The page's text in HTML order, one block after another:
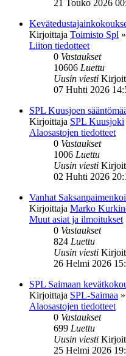
21 Touko 2026
Kirjoittaja Toimisto Spl »
Liiton tiedotteet
0 Vastaukset
10606 Luettu
Uusin viesti
07 Huhti 2026
SPL Kuusjoen
Kirjoittaja SPL Kuusjoki
Alaosastojen tiedotteet
0 Vastaukset
1006 Luettu
Uusin viesti
02 Huhti 2026
Vanhat
Kirjoittaja Marko
Muut asiat ja ilmoitukset
0 Vastaukset
824 Luettu
Uusin viesti
26 Helmi 2026
SPL Saimaan
Kirjoittaja SPL-Saimaa »
Alaosastojen tiedotteet
0 Vastaukset
699 Luettu
Uusin viesti
25 Helmi 2026